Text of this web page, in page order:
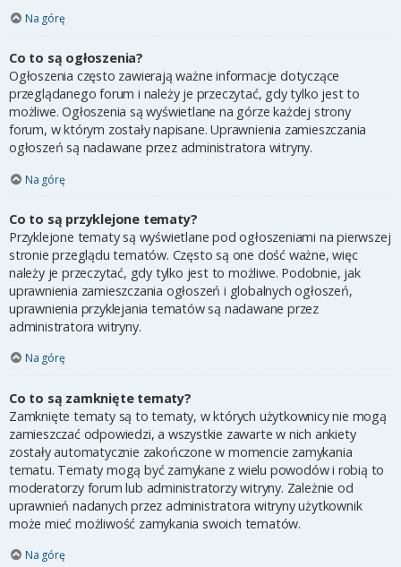
Na górę
Co to są ogłoszenia?
Ogłoszenia często zawierają ważne informacje dotyczące
przeglądanego forum i należy je przeczytać, gdy tylko jest to
możliwe. Ogłoszenia są wyświetlane na górze każdej strony
forum, w którym zostały napisane. Uprawnienia zamieszczania
ogłoszeń są nadawane przez administratora witryny.
Na górę
Co to są przyklejone tematy?
Przyklejone tematy są wyświetlane pod ogłoszeniami na pierwszej
stronie przeglądu tematów. Często są one dość ważne, więc
należy je przeczytać, gdy tylko jest to możliwe. Podobnie, jak
uprawnienia zamieszczania ogłoszeń i globalnych ogłoszeń,
uprawnienia przyklejania tematów są nadawane przez
administratora witryny.
Na górę
Co to są zamknięte tematy?
Zamknięte tematy są to tematy, w których użytkownicy nie mogą
zamieszczać odpowiedzi, a wszystkie zawarte w nich ankiety
zostały automatycznie zakończone w momencie zamykania
tematu. Tematy mogą być zamykane z wielu powodów i robią to
moderatorzy forum lub administratorzy witryny. Zależnie od
uprawnień nadanych przez administratora witryny użytkownik
może mieć możliwość zamykania swoich tematów.
Na górę